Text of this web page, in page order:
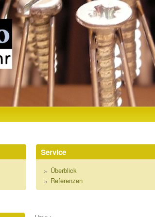
Direkt zum Inhalt
Service
Überblick
Referenzen